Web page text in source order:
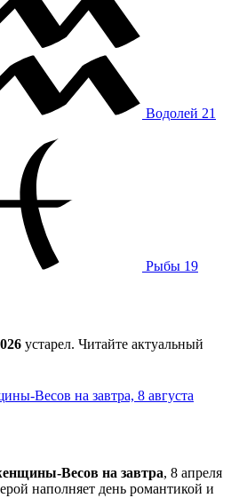
Водолей 21
Рыбы 19
устарел. Читайте актуальный
Весов на завтра, 8 августа
Весов на завтра, 8 апреля
наполняет день романтикой и